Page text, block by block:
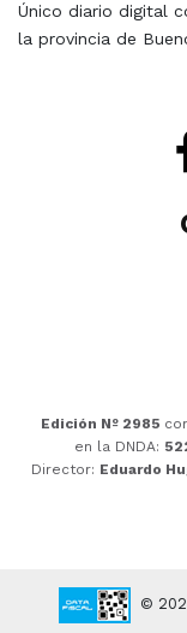
Único diario digital
la provincia de
Edición Nº 2985
en la DNDA:
Director: Eduardo
©